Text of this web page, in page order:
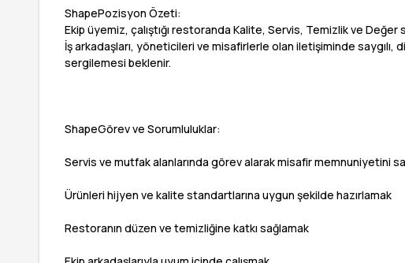
ShapePozisyon Özeti:
Ekip üyemiz, çalıştığı restoranda Kalite, Servis, Temizlik ve
İş arkadaşları, yöneticileri ve misafirlerle olan iletişiminde saygılı,
sergilemesi beklenir.
ShapeGörev ve Sorumluluklar:
Servis ve mutfak alanlarında görev alarak misafir memnuniyetini
Ürünleri hijyen ve kalite standartlarına uygun şekilde hazırlamak
Restoranın düzen ve temizliğine katkı sağlamak